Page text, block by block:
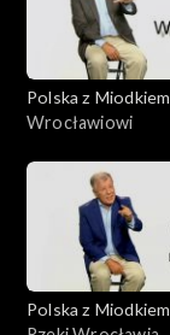
Polska z Miodkiem
Wrocławiowi
Polska z Miodkiem